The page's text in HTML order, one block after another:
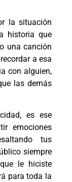
la situación
historia que
una canción
a esa
con alguien,
las demás
es ese
emociones
tus
siempre
le hiciste
para toda la